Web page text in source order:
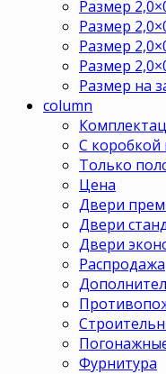
Размер
Размер
Размер
Размер
Размер на
column
С коробкой
Только
Цена
Двери
Двери
Двери
Распродажа
Фурнитура